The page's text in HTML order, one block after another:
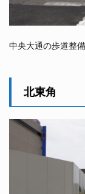
中央大通の歩道整
北東角